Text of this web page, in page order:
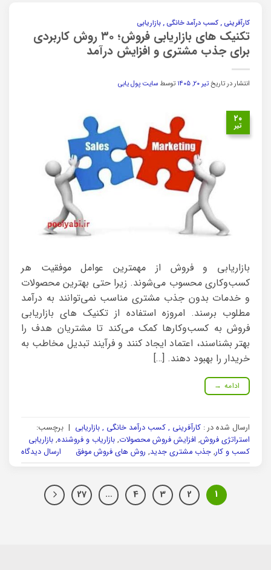
کارآفرینی , کسب درآمد خانگی , بازاریابی
تکنیک های بازاریابی فروش؛ ۳۰ روش کاربردی
برای جذب مشتری و افزایش درآمد
انتشار در تاریختیر ۲۰, ۱۴۰۵ توسط سایت پول یابی
۲۰
تیر
بازاریابی و فروش از مهمترین عوامل موفقیت هر
کسب‌وکاری محسوب می‌شوند. زیرا حتی بهترین محصولات
و خدمات بدون جذب مشتری مناسب نمی‌توانند به درآمد
مطلوب برسند. امروزه استفاده از تکنیک های بازاریابی
فروش به کسب‌وکارها کمک می‌کند تا مشتریان هدف را
بهتر بشناسند، اعتماد ایجاد کنند و فرآیند تبدیل مخاطب به
خریدار را بهبود دهند. […]
ادامه →
ارسال شده در : کارآفرینی , کسب درآمد خانگی , بازاریابی | برچسب:
استراتژی فروش, افزایش فروش محصولات, بازاریاب و فروشنده, بازاریابی
کسب و کار, جذب مشتری جدید, روش های فروش موفق ارسال دیدگاه
1
2
3
4
…
27